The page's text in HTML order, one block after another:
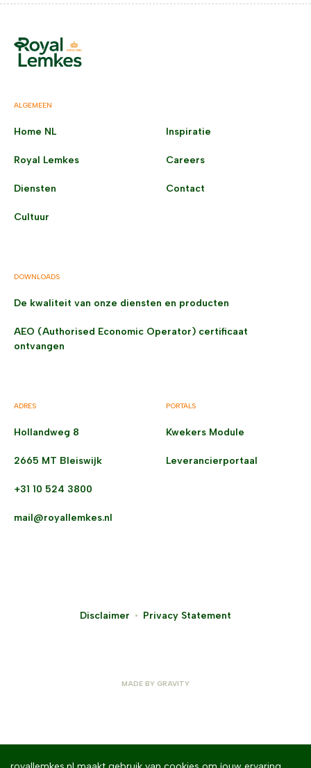
ALGEMEEN
Home NL
Royal Lemkes
Diensten
Cultuur
Inspiratie
Careers
Contact
DOWNLOADS
De kwaliteit van onze diensten en producten
AEO (Authorised Economic Operator) certificaat
ontvangen
ADRES
Hollandweg 8
2665 MT Bleiswijk
+31 10 524 3800
mail@royallemkes.nl
PORTALS
Kwekers Module
Leverancierportaal
Disclaimer Privacy Statement
MADE BY GRAVITY